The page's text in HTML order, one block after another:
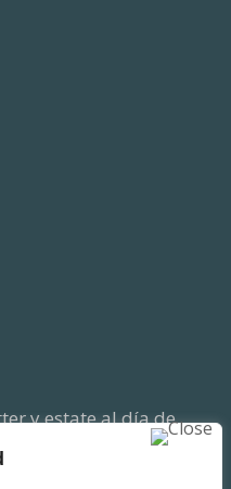
y estate al día de
fiscal que pueden